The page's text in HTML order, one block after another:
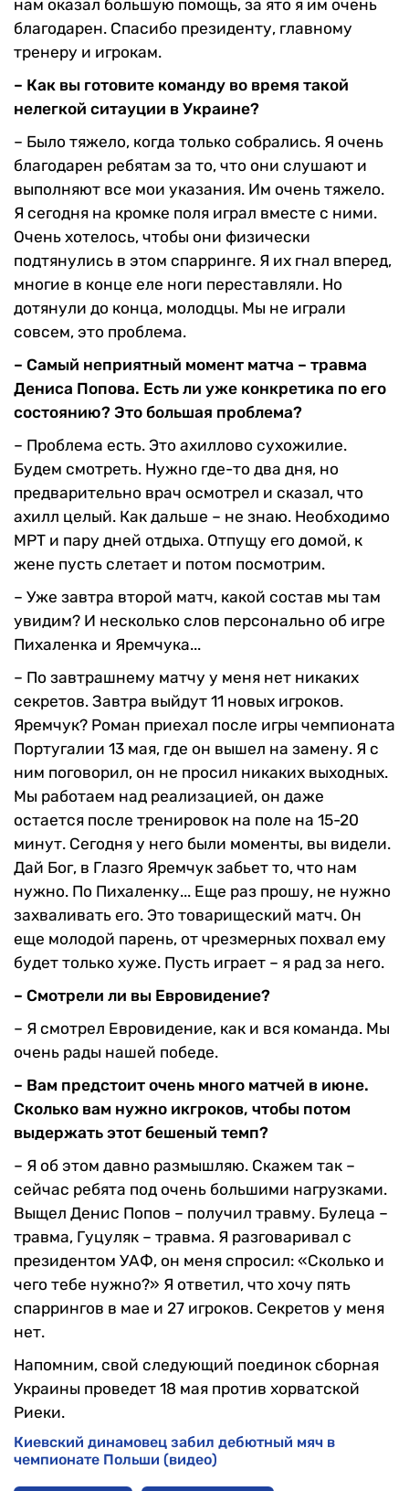
нам оказал большую помощь, за ято я им очень
благодарен. Спасибо президенту, главному
тренеру и игрокам.
– Как вы готовите команду во время такой
нелегкой ситауции в Украине?
– Было тяжело, когда только собрались. Я очень
благодарен ребятам за то, что они слушают и
выполняют все мои указания. Им очень тяжело.
Я сегодня на кромке поля играл вместе с ними.
Очень хотелось, чтобы они физически
подтянулись в этом спарринге. Я их гнал вперед,
многие в конце еле ноги переставляли. Но
дотянули до конца, молодцы. Мы не играли
совсем, это проблема.
– Самый неприятный момент матча – травма
Дениса Попова. Есть ли уже конкретика по его
состоянию? Это большая проблема?
– Проблема есть. Это ахиллово сухожилие.
Будем смотреть. Нужно где-то два дня, но
предварительно врач осмотрел и сказал, что
ахилл целый. Как дальше – не знаю. Необходимо
МРТ и пару дней отдыха. Отпущу его домой, к
жене пусть слетает и потом посмотрим.
– Уже завтра второй матч, какой состав мы там
увидим? И несколько слов персонально об игре
Пихаленка и Яремчука...
– По завтрашнему матчу у меня нет никаких
секретов. Завтра выйдут 11 новых игроков.
Яремчук? Роман приехал после игры чемпионата
Португалии 13 мая, где он вышел на замену. Я с
ним поговорил, он не просил никаких выходных.
Мы работаем над реализацией, он даже
остается после тренировок на поле на 15-20
минут. Сегодня у него были моменты, вы видели.
Дай Бог, в Глазго Яремчук забьет то, что нам
нужно. По Пихаленку... Еще раз прошу, не нужно
захваливать его. Это товарищеский матч. Он
еще молодой парень, от чрезмерных похвал ему
будет только хуже. Пусть играет – я рад за него.
– Смотрели ли вы Евровидение?
– Я смотрел Евровидение, как и вся команда. Мы
очень рады нашей победе.
– Вам предстоит очень много матчей в июне.
Сколько вам нужно икгроков, чтобы потом
выдержать этот бешеный темп?
– Я об этом давно размышляю. Скажем так –
сейчас ребята под очень большими нагрузками.
Выщел Денис Попов – получил травму. Булеца –
травма, Гуцуляк – травма. Я разговаривал с
президентом УАФ, он меня спросил: «Сколько и
чего тебе нужно?» Я ответил, что хочу пять
спаррингов в мае и 27 игроков. Секретов у меня
нет.
Напомним, свой следующий поединок сборная
Украины проведет 18 мая против хорватской
Риеки.
Киевский динамовец забил дебютный мяч в
чемпионате Польши (видео)